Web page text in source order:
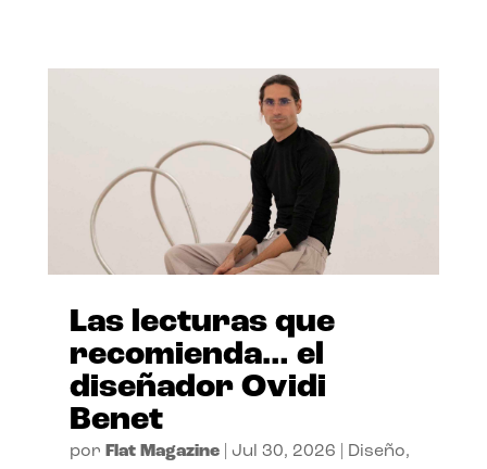
Las lecturas que
recomienda… el
diseñador Ovidi
Benet
por Flat Magazine| Jul 30, 2026 Diseño,